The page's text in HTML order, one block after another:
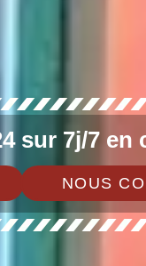
sur 7j/7 en
NOUS